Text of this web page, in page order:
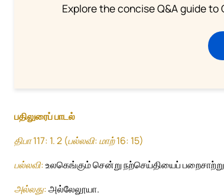
Explore the concise Q&A guide
பதிலுரைப் பாடல்
திபா 117: 1. 2 (பல்லவி: மாற் 16: 15)
பல்லவி:உலகெங்கும் சென்று நற்செய்தியைப்
அல்லது:அல்லேலூயா.